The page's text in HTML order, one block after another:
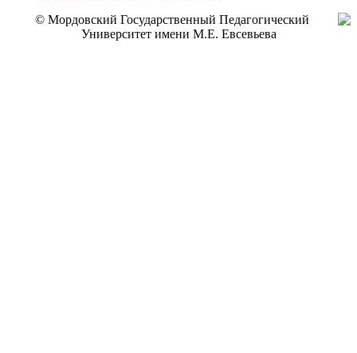
© Мордовский Государственный Педагогический
Университет имени М.Е. Евсевьева